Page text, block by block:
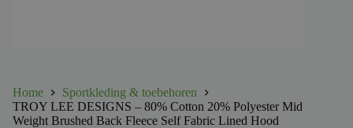
Home
Sportkleding & toebehoren
TROY LEE DESIGNS – 80% Cotton 20% Polyester Mid
Weight Brushed Back Fleece Self Fabric Lined Hood